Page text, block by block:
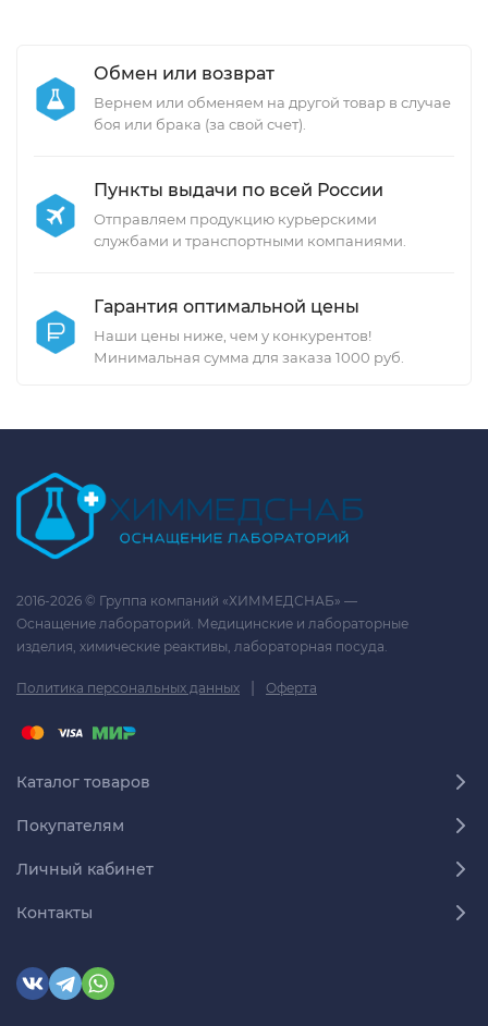
Обмен или возврат
Вернем или обменяем на другой товар в случае
боя или брака (за свой счет).
Пункты выдачи по всей России
Отправляем продукцию курьерскими
службами и транспортными компаниями.
Гарантия оптимальной цены
Наши цены ниже, чем у конкурентов!
Минимальная сумма для заказа 1000 руб.
2016-2026 © Группа компаний «ХИММЕДСНАБ» —
Оснащение лабораторий. Медицинские и лабораторные
изделия, химические реактивы, лабораторная посуда.
Политика персональных данных | Оферта
Каталог товаров
Покупателям
Личный кабинет
Контакты